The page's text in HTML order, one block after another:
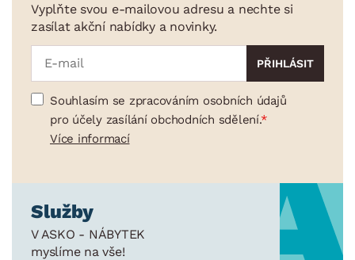
Vyplňte svou e-mailovou adresu a nechte si
zasílat akční nabídky a novinky.
Souhlasím se zpracováním osobních údajů
pro účely zasílání obchodních sdělení.
Více informací
Služby
V ASKO - NÁBYTEK
myslíme na vše!